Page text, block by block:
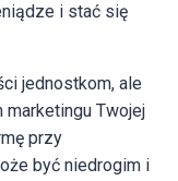
i stać się
jednostkom, ale
marketingu Twojej
przy
być niedrogim i